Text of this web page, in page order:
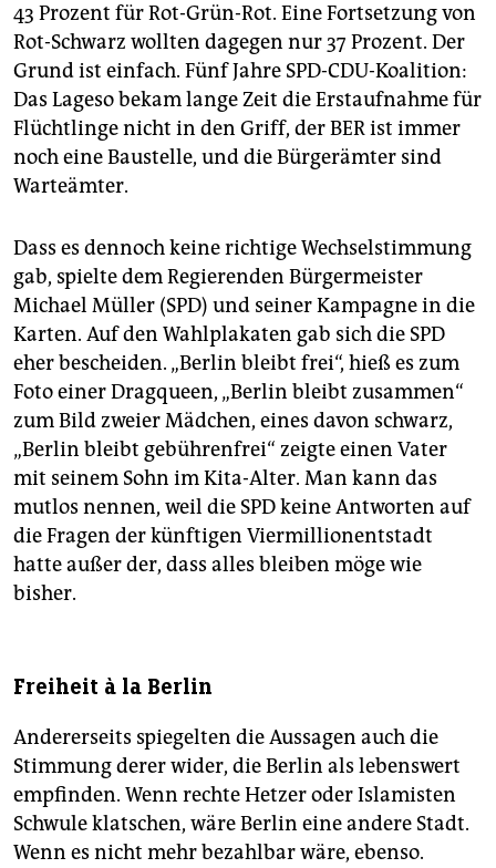
43 Prozent für Rot-Grün-Rot. Eine Fortsetzung von
Rot-Schwarz wollten dagegen nur 37 Prozent. Der
Grund ist einfach. Fünf Jahre SPD-CDU-Koalition:
Das Lageso bekam lange Zeit die Erstaufnahme für
Flüchtlinge nicht in den Griff, der BER ist immer
noch eine Baustelle, und die Bürgerämter sind
Warteämter.
Dass es dennoch keine richtige Wechselstimmung
gab, spielte dem Regierenden Bürgermeister
Michael Müller (SPD) und seiner Kampagne in die
Karten. Auf den Wahlplakaten gab sich die SPD
eher bescheiden. „Berlin bleibt frei“, hieß es zum
Foto einer Dragqueen, „Berlin bleibt zusammen“
zum Bild zweier Mädchen, eines davon schwarz,
„Berlin bleibt gebührenfrei“ zeigte einen Vater
mit seinem Sohn im Kita-Alter. Man kann das
mutlos nennen, weil die SPD keine Antworten auf
die Fragen der künftigen Viermillionentstadt
hatte außer der, dass alles bleiben möge wie
bisher.
Freiheit à la Berlin
Andererseits spiegelten die Aussagen auch die
Stimmung derer wider, die Berlin als lebenswert
empfinden. Wenn rechte Hetzer oder Islamisten
Schwule klatschen, wäre Berlin eine andere Stadt.
Wenn es nicht mehr bezahlbar wäre, ebenso.